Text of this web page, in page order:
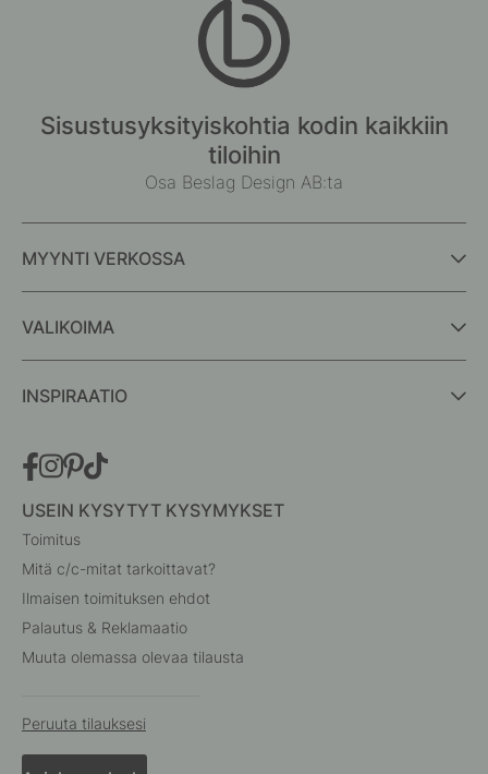
Sisustusyksityiskohtia kodin kaikkiin
tiloihin
Osa Beslag Design AB:ta
MYYNTI VERKOSSA
VALIKOIMA
INSPIRAATIO
USEIN KYSYTYT KYSYMYKSET
Toimitus
Mitä c/c-mitat tarkoittavat?
Ilmaisen toimituksen ehdot
Palautus & Reklamaatio
Muuta olemassa olevaa tilausta
Peruuta tilauksesi